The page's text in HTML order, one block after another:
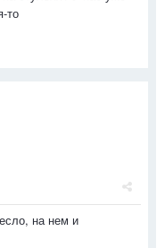
то
на нем и